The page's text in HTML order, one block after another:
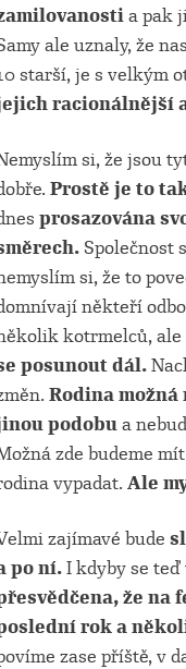
a pak
ale uznaly, že
starší, je s velkým
racionálnější
si, že jsou
Prostě je to
prosazována
Společnost
si, že to
někteří
kotrmelců, ale
posunout dál.
Rodina
podobua
zde budeme
vypadat. Ale
zajímavé bude
po ní.I kdyby se
že na
rok a
zase příště, v